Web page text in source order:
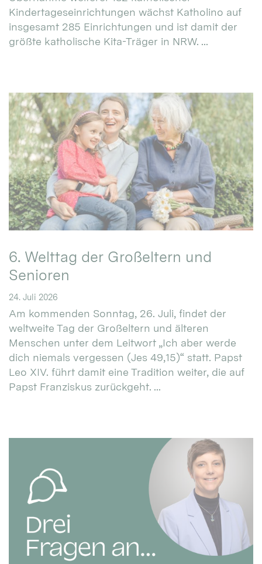
Kindertageseinrichtungen wächst Katholino auf
insgesamt 285 Einrichtungen und ist damit der
größte katholische Kita-Träger in NRW. ...
6. Welttag der Großeltern und
Senioren
24. Juli 2026
Am kommenden Sonntag, 26. Juli, findet der
weltweite Tag der Großeltern und älteren
Menschen unter dem Leitwort „Ich aber werde
dich niemals vergessen (Jes 49,15)“ statt. Papst
Leo XIV. führt damit eine Tradition weiter, die auf
Papst Franziskus zurückgeht. ...